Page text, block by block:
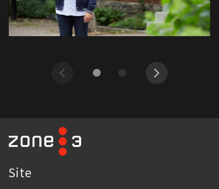
Précédent Suivant
Site